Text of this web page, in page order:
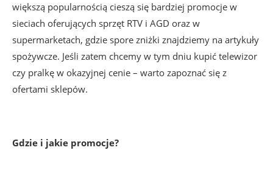
większą popularnością cieszą się bardziej promocje w
sieciach oferujących sprzęt RTV i AGD oraz w
supermarketach, gdzie spore zniżki znajdziemy na artykuły
spożywcze. Jeśli zatem chcemy w tym dniu kupić telewizor
czy pralkę w okazyjnej cenie – warto zapoznać się z
ofertami sklepów.
Gdzie i jakie promocje?